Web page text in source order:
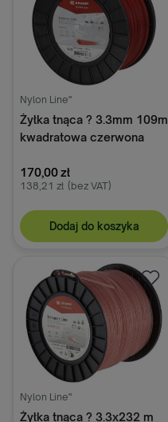
Nylon Line"
Żyłka tnąca ? 3.3mm 109m
kwadratowa czerwona
170,00 zł
138,21 zł (bez VAT)
Dodaj do koszyka
Nylon Line"
Żyłka tnąca ? 3.3x232 m